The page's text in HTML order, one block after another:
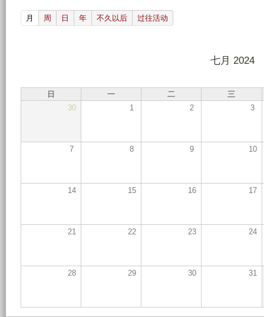
月 (active tab)
周 日 年 不久以后 过往活动
七月 2024
日 一 二
三
30
1 2 3
7 8 9 10
14 15 16 17
21 22 23 24
28 29 30 31